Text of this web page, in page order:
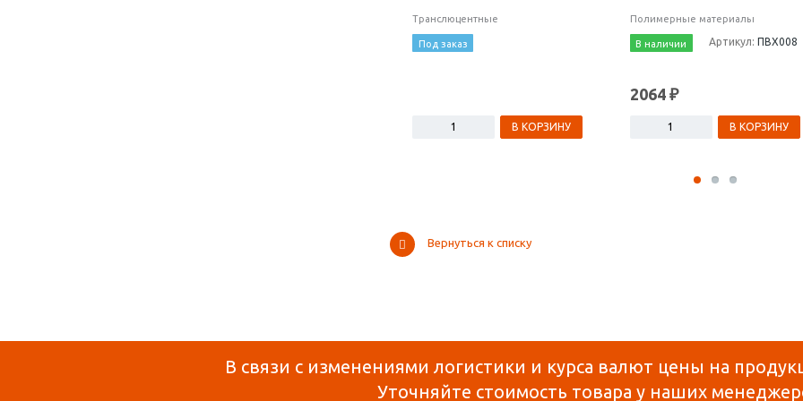
Транслюцентные
Под заказ
В КОРЗИНУ
Полимерные материалы
В наличии Артикул: ПВХ008
2064 ₽
В КОРЗИНУ
Вернуться к списку
В связи с изменениями логистики и курса валют цены на
Уточняйте стоимость товара у наших